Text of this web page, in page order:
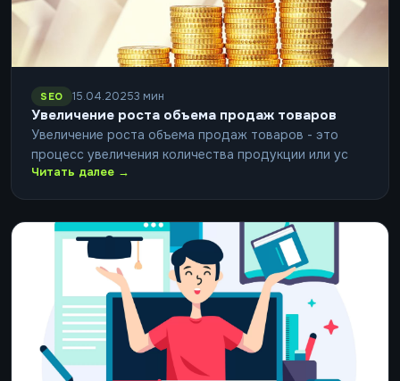
SEO 15.04.20253 мин
Увеличение роста объема продаж товаров
Увеличение роста объема продаж товаров - это
процесс увеличения количества продукции или ус
Читать далее →